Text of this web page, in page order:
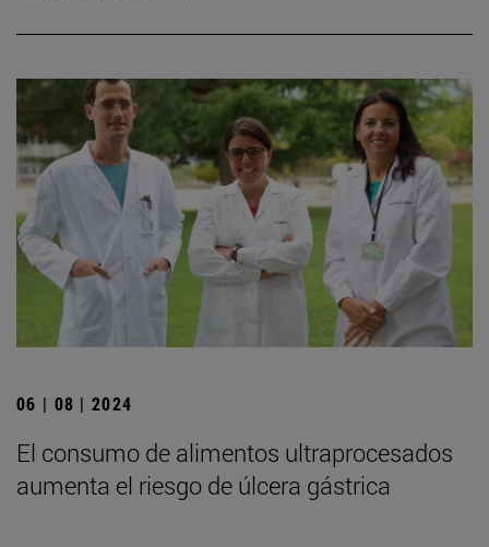
06 | 08 | 2024
El consumo de alimentos ultraprocesados
aumenta el riesgo de úlcera gástrica